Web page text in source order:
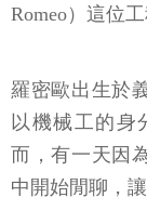
Romeo）這位
羅密歐出生於
以機械工的身
而，有一天因
中開始閒聊，